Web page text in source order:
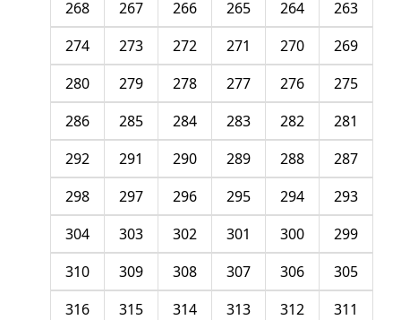
263
264
265
266
267
268
269
270
271
272
273
274
275
276
277
278
279
280
281
282
283
284
285
286
287
288
289
290
291
292
293
294
295
296
297
298
299
300
301
302
303
304
305
306
307
308
309
310
311
312
313
314
315
316